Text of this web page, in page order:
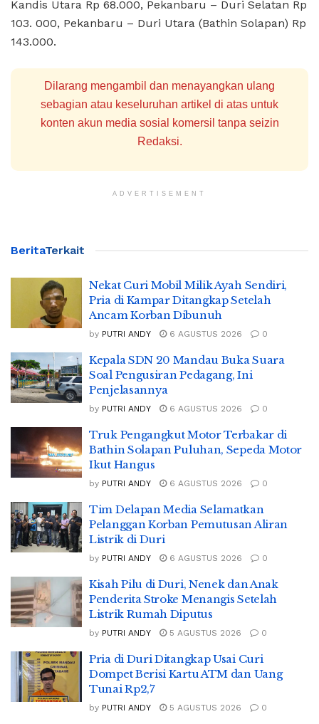
Kandis Utara Rp 68.000, Pekanbaru – Duri Selatan Rp
103. 000, Pekanbaru – Duri Utara (Bathin Solapan) Rp
143.000.
Dilarang mengambil dan menayangkan ulang
sebagian atau keseluruhan artikel di atas untuk
konten akun media sosial komersil tanpa seizin
Redaksi.
ADVERTISEMENT
BeritaTerkait
Nekat Curi Mobil Milik Ayah Sendiri,
Pria di Kampar Ditangkap Setelah
Ancam Korban Dibunuh
by PUTRI ANDY 6 AGUSTUS 2026 0
Kepala SDN 20 Mandau Buka Suara
Soal Pengusiran Pedagang, Ini
Penjelasannya
by PUTRI ANDY 6 AGUSTUS 2026 0
Truk Pengangkut Motor Terbakar di
Bathin Solapan Puluhan, Sepeda Motor
Ikut Hangus
by PUTRI ANDY 6 AGUSTUS 2026 0
Tim Delapan Media Selamatkan
Pelanggan Korban Pemutusan Aliran
Listrik di Duri
by PUTRI ANDY 6 AGUSTUS 2026 0
Kisah Pilu di Duri, Nenek dan Anak
Penderita Stroke Menangis Setelah
Listrik Rumah Diputus
by PUTRI ANDY 5 AGUSTUS 2026 0
Pria di Duri Ditangkap Usai Curi
Dompet Berisi Kartu ATM dan Uang
Tunai Rp2,7
by PUTRI ANDY 5 AGUSTUS 2026 0